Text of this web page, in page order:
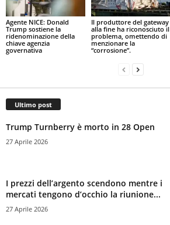
Agente NICE: Donald
Trump sostiene la
ridenominazione della
chiave agenzia
governativa
Il produttore del gateway
alla fine ha riconosciuto il
problema, omettendo di
menzionare la
“corrosione”.
Ultimo post
Trump Turnberry è morto in 28 Open
27 Aprile 2026
I prezzi dell’argento scendono mentre i
mercati tengono d’occhio la riunione...
27 Aprile 2026